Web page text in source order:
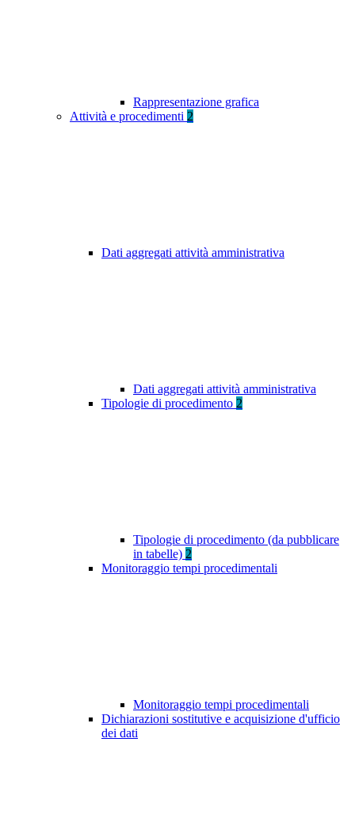
Rappresentazione grafica
Attività e procedimenti 2
Dati aggregati attività amministrativa
Dati aggregati attività amministrativa
Tipologie di procedimento 2
Tipologie di procedimento (da pubblicare
in tabelle) 2
Monitoraggio tempi procedimentali
Monitoraggio tempi procedimentali
Dichiarazioni sostitutive e acquisizione d'ufficio
dei dati